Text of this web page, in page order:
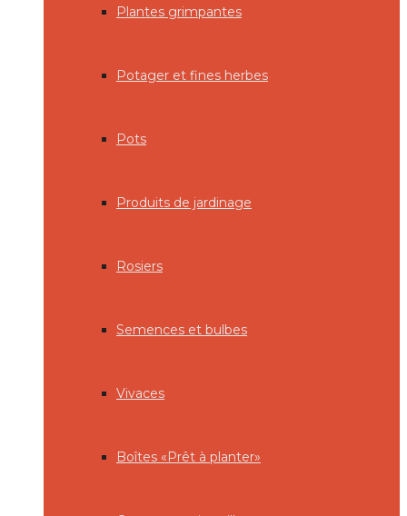
Plantes grimpantes
Potager et fines herbes
Pots
Produits de jardinage
Rosiers
Semences et bulbes
Vivaces
Boîtes «Prêt à planter»